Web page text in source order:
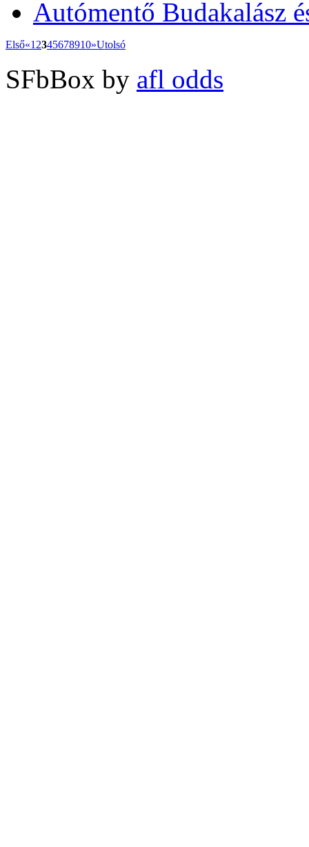
Autómentő Budakalász
Első«12345678910»Utolsó
SFbBox by afl odds